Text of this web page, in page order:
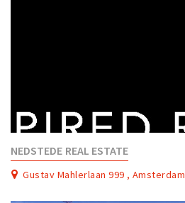
NEDSTEDE REAL ESTATE
Gustav Mahlerlaan 999 , Amsterdam